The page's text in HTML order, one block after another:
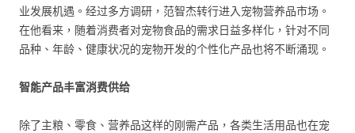
业发展机遇。经过多方调研，范智杰转行进入宠物营养品市场。
在他看来，随着消费者对宠物食品的需求日益多样化，针对不同
品种、年龄、健康状况的宠物开发的个性化产品也将不断涌现。
智能产品丰富消费供给
除了主粮、零食、营养品这样的刚需产品，各类生活用品也在宠